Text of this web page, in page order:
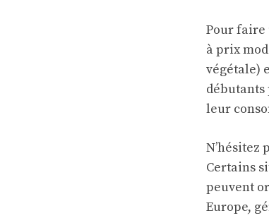
Pour faire
à prix
végétale)
débutants
leur
N’hésitez
Certains
peuvent
Europe,